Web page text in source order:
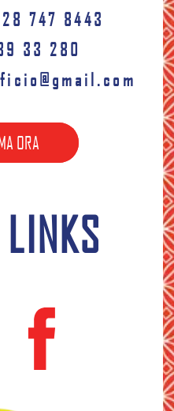
747 8443
33 280
ORA